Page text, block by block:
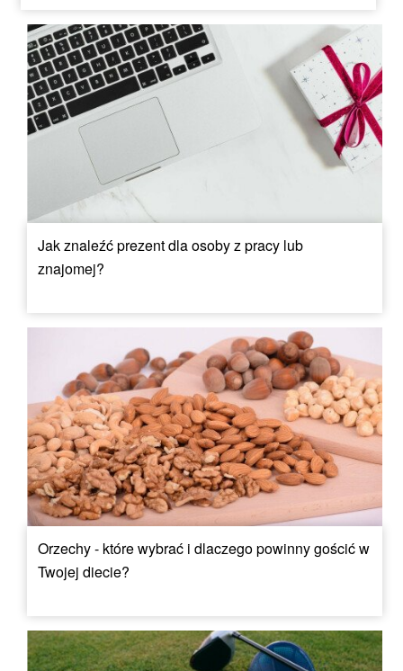
Jak znaleźć prezent dla osoby z pracy lub
znajomej?
Orzechy - które wybrać i dlaczego powinny gościć w
Twojej diecie?